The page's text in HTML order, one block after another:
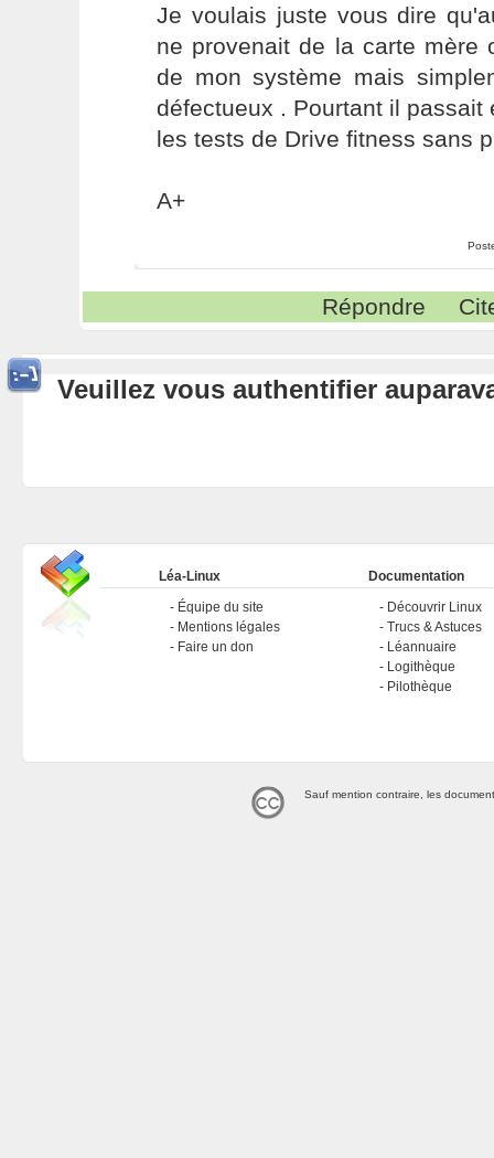
Je voulais juste vous dire
ne provenait de la carte mère
de mon système mais
défectueux . Pourtant il passait
les tests de Drive fitness sans
A+
Répondre
Veuillez vous authentifier
Léa-Linux
Équipe du site
Mentions légales
Faire un don
Documentation
Découvrir Linux
Trucs & Astuces
Léannuaire
Logithèque
Pilothèque
Sauf mention contraire, les